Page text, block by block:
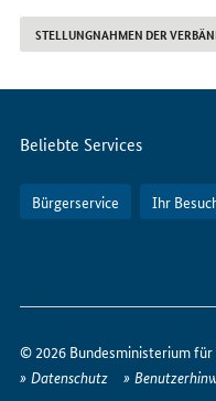
STELLUNGNAHMEN DER
Servicemenü
Beliebte Services
Bürgerservice Ihr
erreichen
Sie
© 2026 Bundesministerium für
Datenschutz